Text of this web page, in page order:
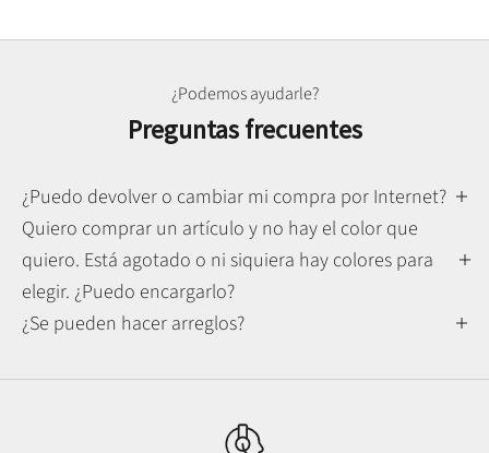
¿Podemos ayudarle?
Preguntas frecuentes
¿Puedo devolver o cambiar mi compra por Internet?
Quiero comprar un artículo y no hay el color que
quiero. Está agotado o ni siquiera hay colores para
elegir. ¿Puedo encargarlo?
¿Se pueden hacer arreglos?